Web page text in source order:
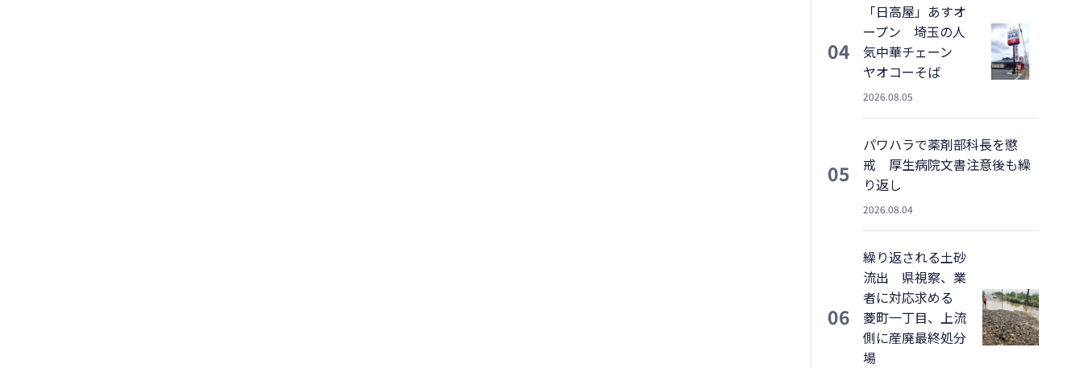
04
「日高屋」あすオ
ープン 埼玉の人
気中華チェーン
ヤオコーそば
2026.08.05
05
パワハラで薬剤部科長を懲
戒 厚生病院文書注意後も繰
り返し
2026.08.04
06
繰り返される土砂
流出 県視察、業
者に対応求める
菱町一丁目、上流
側に産廃最終処分
場